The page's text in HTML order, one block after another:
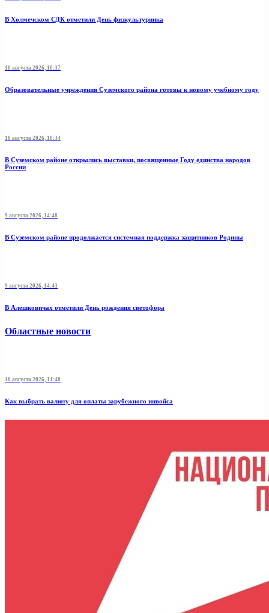
В Холмечском СДК отметили День физкультурника
10 августа 2026, 10:37
Образовательные учреждения Суземского района готовы к новому учебному году
10 августа 2026, 10:34
В Суземском районе открылись выставки, посвященные Году единства народов
России
9 августа 2026, 14:48
В Суземском районе продолжается системная поддержка защитников Родины
9 августа 2026, 14:43
В Алешковичах отметили День рождения светофора
Областные новости
10 августа 2026, 11:48
Как выбрать валюту для оплаты зарубежного инвойса